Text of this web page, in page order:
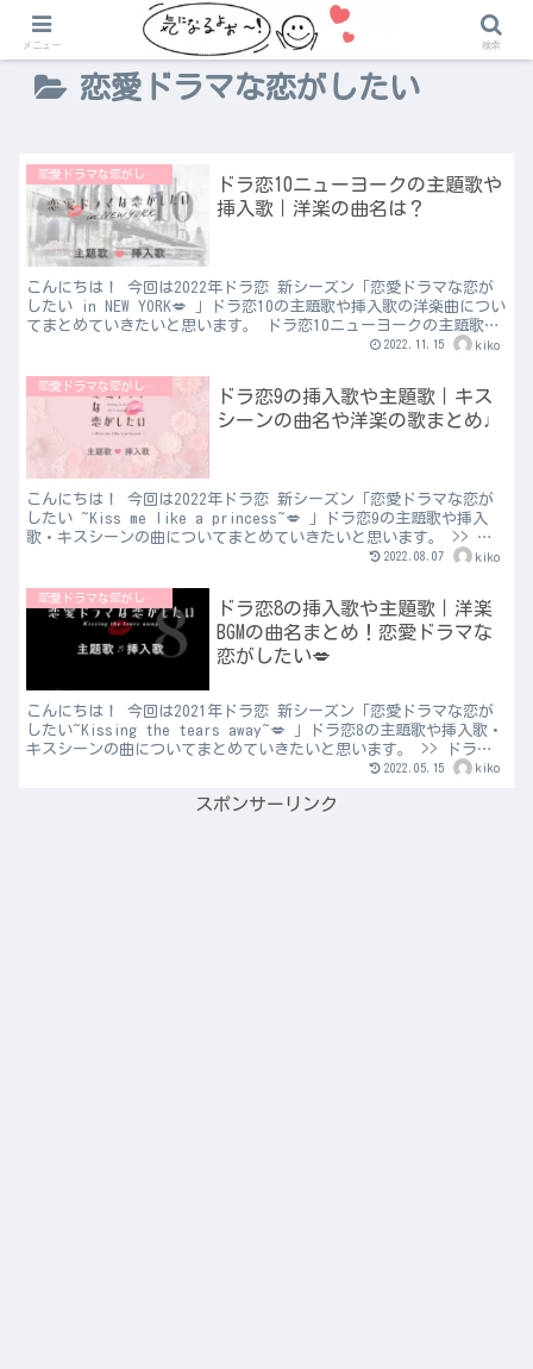
恋愛ドラマな恋がしたい
恋愛ドラマな恋がしたい
ドラ恋10ニューヨークの主題歌や
挿入歌｜洋楽の曲名は？
こんにちは！ 今回は2022年ドラ恋 新シーズン「恋愛ドラマな恋が
したい in NEW YORK💋 」ドラ恋10の主題歌や挿入歌の洋楽曲につい
てまとめていきたいと思います。 ドラ恋10ニューヨークの主題歌｜
2022.11.15 kiko
恋愛ドラマな恋がしたい
ドラ恋9の挿入歌や主題歌｜キス
シーンの曲名や洋楽の歌まとめ♩
こんにちは！ 今回は2022年ドラ恋 新シーズン「恋愛ドラマな恋が
したい ~Kiss me like a princess~💋 」ドラ恋9の主題歌や挿入
歌・キスシーンの曲についてまとめていきたいと思います。 >> 前
2022.08.07 kiko
恋愛ドラマな恋がしたい
ドラ恋8の挿入歌や主題歌｜洋楽
BGMの曲名まとめ！恋愛ドラマな
恋がしたい💋
こんにちは！ 今回は2021年ドラ恋 新シーズン「恋愛ドラマな恋が
したい~Kissing the tears away~💋 」ドラ恋8の主題歌や挿入歌・
キスシーンの曲についてまとめていきたいと思います。 >> ドラ恋
2022.05.15 kiko
スポンサーリンク
メニュー 検索